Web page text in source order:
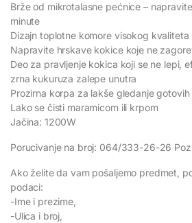
Brže od mikrotalasne pećnice –
minute
Dizajn toplotne komore visokog kvaliteta
Napravite hrskave kokice koje ne
Deo za pravljenje kokica koji se ne lepi,
zrna kukuruza zalepe unutra
Prozirna korpa za lakše gledanje
Lako se čisti maramicom ili krpom
Jačina: 1200W
Porucivanje na broj: 064/333-26-26
Ako želite da vam pošaljemo predmet,
podaci:
-Ime i prezime,
-Ulica i broj,